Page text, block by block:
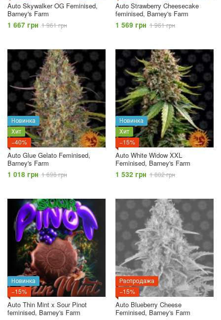
Auto Skywalker OG Feminised,
Barney's Farm
1 667 грн 1 961 грн
Auto Strawberry Cheesecake
feminised, Barney's Farm
1 569 грн 1 961 грн
Новинка
Хит
−40%
Auto Glue Gelato Feminised,
Barney's Farm
1 018 грн 1 696 грн
Новинка
Хит
−15%
Auto White Widow XXL
Feminised, Barney's Farm
1 532 грн 1 802 грн
Новинка
−15%
Auto Thin Mint x Sour Pinot
feminised, Barney's Farm
Распродажа
−15%
Auto Blueberry Cheese
Feminised, Barney's Farm